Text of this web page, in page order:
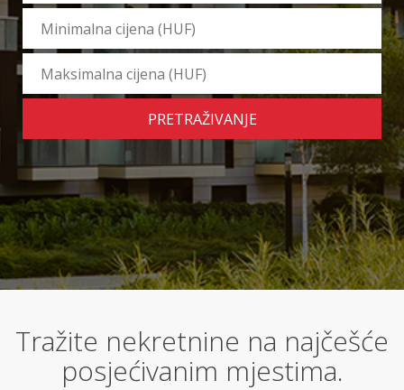
PRETRAŽIVANJE
Tražite nekretnine na najčešće
posjećivanim mjestima.